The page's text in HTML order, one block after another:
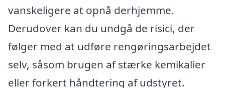
vanskeligere at opnå derhjemme.
Derudover kan du undgå de risici, der
følger med at udføre rengøringsarbejdet
selv, såsom brugen af stærke kemikalier
eller forkert håndtering af udstyret.